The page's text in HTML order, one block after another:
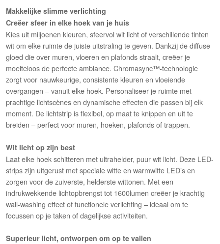
Makkelijke slimme verlichting
Creëer sfeer in elke hoek van je huis
Kies uit miljoenen kleuren, sfeervol wit licht of verschillende tinten
wit om elke ruimte de juiste uitstraling te geven. Dankzij de diffuse
gloed die over muren, vloeren en plafonds straalt, creëer je
moeiteloos de perfecte ambiance. Chromasync™️-technologie
zorgt voor nauwkeurige, consistente kleuren en vloeiende
overgangen – vanuit elke hoek. Personaliseer je ruimte met
prachtige lichtscènes en dynamische effecten die passen bij elk
moment. De lichtstrip is flexibel, op maat te knippen en uit te
breiden – perfect voor muren, hoeken, plafonds of trappen.
Wit licht op zijn best
Laat elke hoek schitteren met ultrahelder, puur wit licht. Deze LED-
strips zijn uitgerust met speciale witte en warmwitte LED’s en
zorgen voor de zuiverste, helderste wittonen. Met een
indrukwekkende lichtopbrengst tot 1600lumen creëer je krachtig
wall-washing effect of functionele verlichting – ideaal om te
focussen op je taken of dagelijkse activiteiten.
Superieur licht, ontworpen om op te vallen